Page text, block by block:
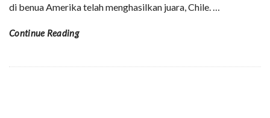
di benua Amerika telah menghasilkan juara, Chile.…
Continue Reading